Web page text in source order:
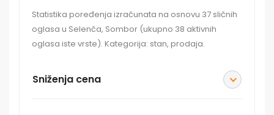
Statistika poređenja izračunata na osnovu 37 sličnih
oglasa u Selenča, Sombor (ukupno 38 aktivnih
oglasa iste vrste). Kategorija: stan, prodaja.
Sniženja cena